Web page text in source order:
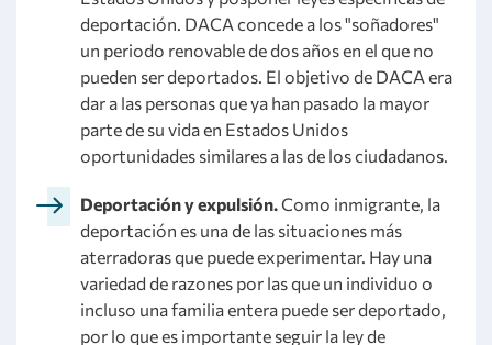
deportación. DACA concede a los "soñadores"
un periodo renovable de dos años en el que no
pueden ser deportados. El objetivo de DACA era
dar a las personas que ya han pasado la mayor
parte de su vida en Estados Unidos
oportunidades similares a las de los ciudadanos.
Deportación y expulsión.Como inmigrante, la
deportación es una de las situaciones más
aterradoras que puede experimentar. Hay una
variedad de razones por las que un individuo o
incluso una familia entera puede ser deportado,
por lo que es importante seguir la ley de